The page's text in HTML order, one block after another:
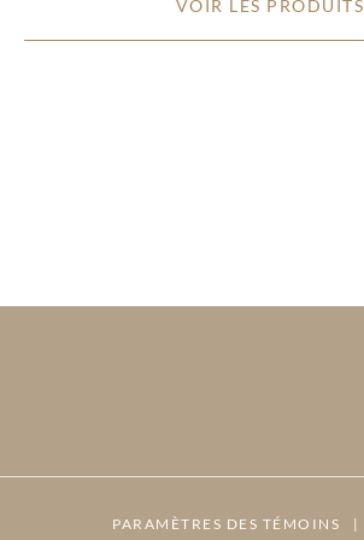
VOIR LES PRODUITS
PARAMÈTRES DES TÉMOINS |